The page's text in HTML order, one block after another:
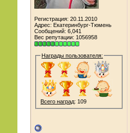
Регистрация: 20.11.2010
Адрес: Екатеринбург-Тюмень
Сообщений: 6,041
Вес репутации: 1056958
Награды пользователя:
Всего наград: 109